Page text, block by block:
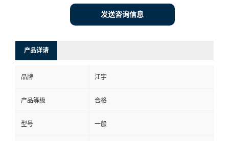
发送咨询信息
产品详请
品牌 江宇
产品等级 合格
型号 一般